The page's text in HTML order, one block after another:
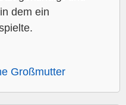
dem ein
Großmutter